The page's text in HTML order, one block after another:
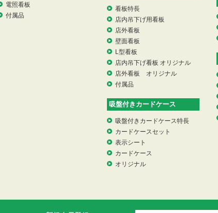
電照看板
付属品
看板特長
店内吊下げ用看板
店外看板
壁面看板
L型看板
店内吊下げ看板 オリジナル
店外看板 オリジナル
付属品
吸盤付きカードケース
吸盤付きカードケース特長
カードケースセット
表示シート
カードケース
オリジナル